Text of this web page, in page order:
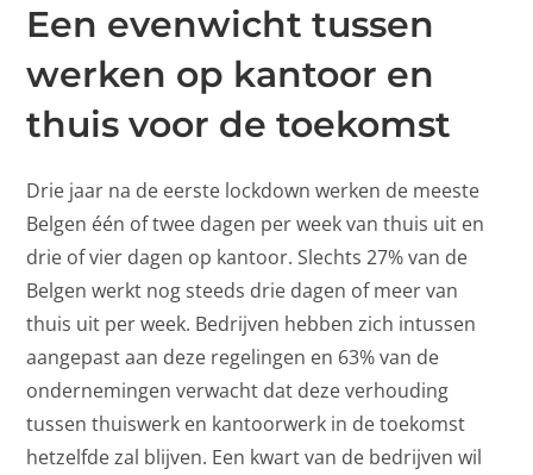
Een evenwicht tussen
werken op kantoor en
thuis voor de toekomst
Drie jaar na de eerste lockdown werken de meeste
Belgen één of twee dagen per week van thuis uit en
drie of vier dagen op kantoor. Slechts 27% van de
Belgen werkt nog steeds drie dagen of meer van
thuis uit per week. Bedrijven hebben zich intussen
aangepast aan deze regelingen en 63% van de
ondernemingen verwacht dat deze verhouding
tussen thuiswerk en kantoorwerk in de toekomst
hetzelfde zal blijven. Een kwart van de bedrijven wil